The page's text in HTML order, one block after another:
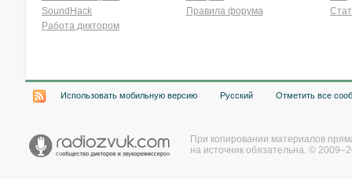
SoundHack
Работа диктором
Правила форума
Использовать мобильную версию Русский Отметить все
При копировании материалов
на источник обязательна. ©